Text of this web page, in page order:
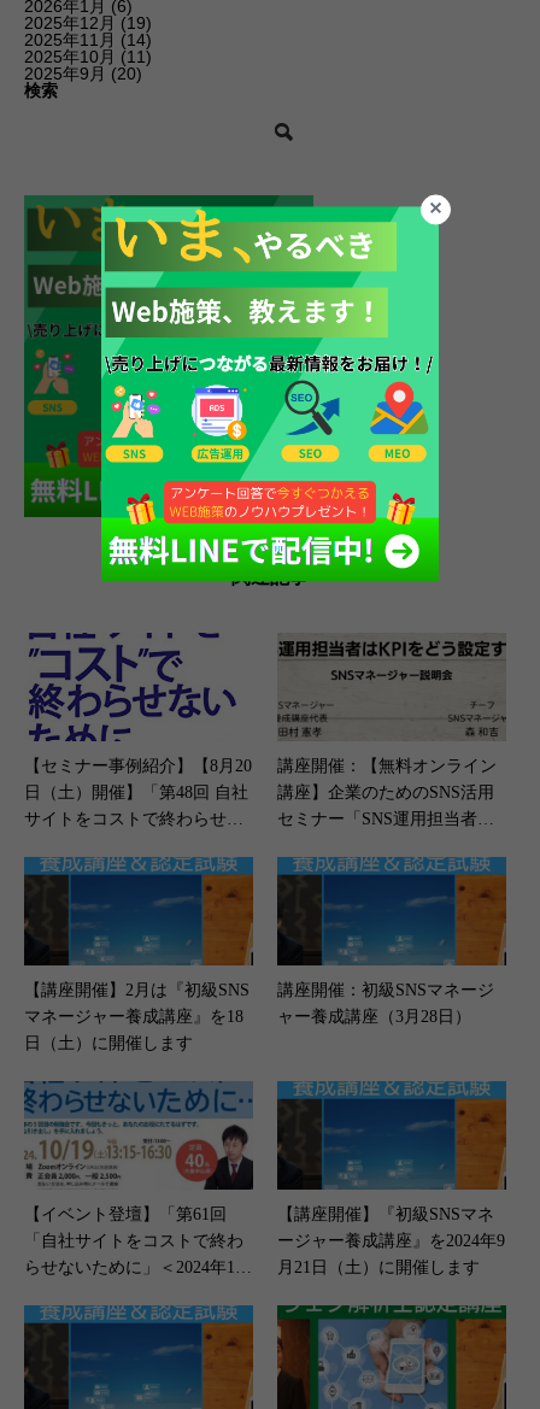
2026年1月 (6)
2025年12月 (19)
2025年11月 (14)
2025年10月 (11)
2025年9月 (20)
検索
関連記事
【セミナー事例紹介】【8月20
日（土）開催】「第48回 自社
サイトをコストで終わらせな
講座開催：【無料オンライン
講座】企業のためのSNS活用
セミナー「SNS運用担当者はK
1月18日）
【講座開催】2月は『初級SNS
マネージャー養成講座』を18
日（土）に開催します
講座開催：初級SNSマネージ
ャー養成講座（3月28日）
【イベント登壇】「第61回
「自社サイトをコストで終わ
らせないために」＜2024年10
【講座開催】『初級SNSマネ
ージャー養成講座』を2024年9
月21日（土）に開催します